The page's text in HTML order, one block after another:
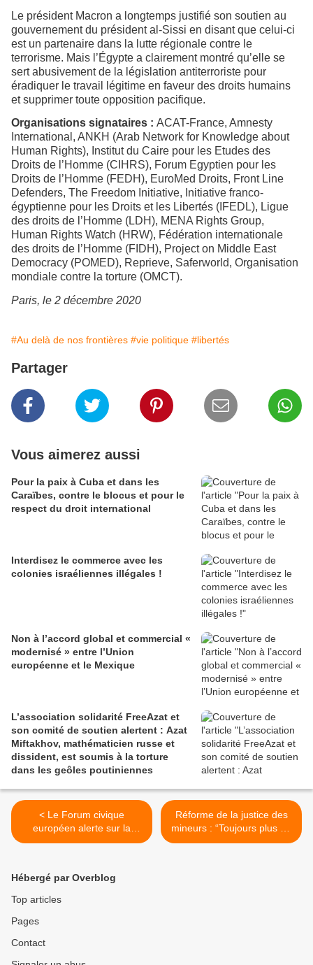
Le président Macron a longtemps justifié son soutien au
gouvernement du président al-Sissi en disant que celui-ci
est un partenaire dans la lutte régionale contre le
terrorisme. Mais l’Égypte a clairement montré qu’elle se
sert abusivement de la législation antiterroriste pour
éradiquer le travail légitime en faveur des droits humains
et supprimer toute opposition pacifique.
Organisations signataires : ACAT-France, Amnesty
International, ANKH (Arab Network for Knowledge about
Human Rights), Institut du Caire pour les Etudes des
Droits de l’Homme (CIHRS), Forum Egyptien pour les
Droits de l’Homme (FEDH), EuroMed Droits, Front Line
Defenders, The Freedom Initiative, Initiative franco-
égyptienne pour les Droits et les Libertés (IFEDL), Ligue
des droits de l’Homme (LDH), MENA Rights Group,
Human Rights Watch (HRW), Fédération internationale
des droits de l’Homme (FIDH), Project on Middle East
Democracy (POMED), Reprieve, Saferworld, Organisation
mondiale contre la torture (OMCT).
Paris, le 2 décembre 2020
#Au delà de nos frontières #vie politique #libertés
Partager
Vous aimerez aussi
Pour la paix à Cuba et dans les
Caraïbes, contre le blocus et pour le
respect du droit international
Interdisez le commerce avec les
colonies israéliennes illégales !
Non à l’accord global et commercial «
modernisé » entre l’Union
européenne et le Mexique
L’association solidarité FreeAzat et
son comité de soutien alertent : Azat
Miftakhov, mathématicien russe et
dissident, est soumis à la torture
dans les geôles poutiniennes
< Le Forum civique
européen alerte sur la
détérioration rapide de
Réforme de la justice des
mineurs : “Toujours plus de
répression et toujours
Hébergé par Overblog
Top articles
Pages
Contact